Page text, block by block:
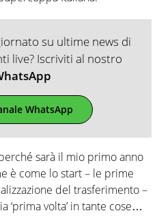
su ultime news di
live? Iscriviti al nostro
WhatsApp
sarà il mio primo anno
è come lo start – le prime
del trasferimento –
‘prima volta’ in tante cose…